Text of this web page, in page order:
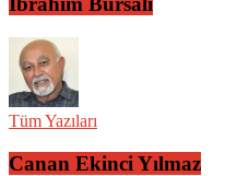
Tüm Yazıları
Canan Ekinci Yılmaz